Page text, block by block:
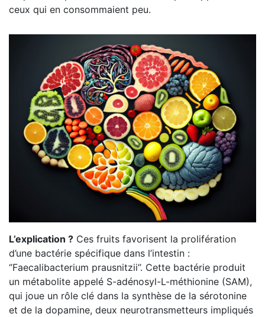
ceux qui en consommaient peu.
L’explication ? Ces fruits favorisent la prolifération
d’une bactérie spécifique dans l’intestin :
‘’Faecalibacterium prausnitzii’’. Cette bactérie produit
un métabolite appelé S-adénosyl-L-méthionine (SAM),
qui joue un rôle clé dans la synthèse de la sérotonine
et de la dopamine, deux neurotransmetteurs impliqués